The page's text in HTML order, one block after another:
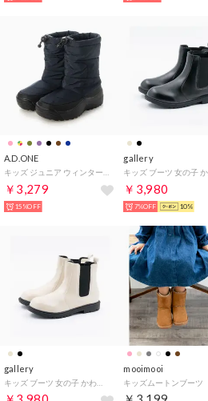
A.D.ONE
￥3,279
15%OFF
gallery
￥3,980
7%OFF 10%
gallery mooimooi
キッズムートンブーツ